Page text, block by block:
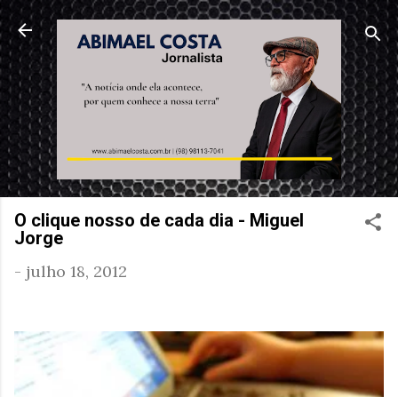
Pular para o conteúdo principal
O clique nosso de cada dia - Miguel
Jorge
- julho 18, 2012